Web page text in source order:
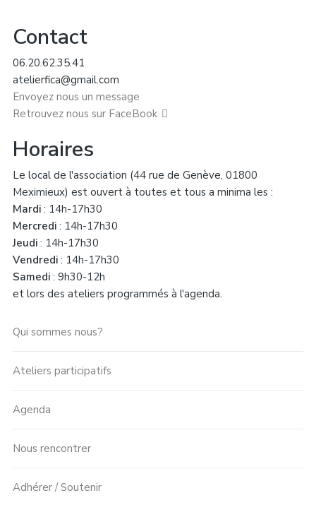
Contact
06.20.62.35.41
atelierfica@gmail.com
Envoyez nous un message
Retrouvez nous sur FaceBook
Horaires
Le local de l'association (44 rue de Genève, 01800
Meximieux) est ouvert à toutes et tous a minima les :
Mardi: 14h-17h30
Mercredi: 14h-17h30
Jeudi: 14h-17h30
Vendredi: 14h-17h30
Samedi: 9h30-12h
et lors des ateliers programmés à l'agenda.
Qui sommes nous?
Ateliers participatifs
Agenda
Nous rencontrer
Adhérer / Soutenir